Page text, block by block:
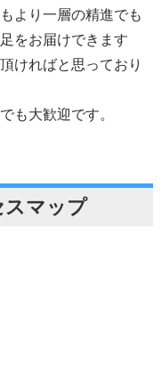
より一層の精進でも
をお届けできます
ければと思っており
も大歓迎です。
スマップ